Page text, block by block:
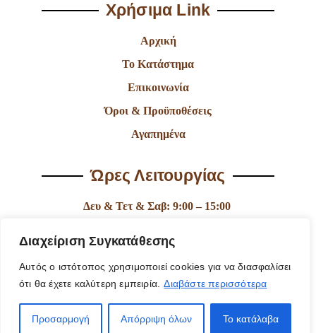
Διαχείριση Συγκατάθεσης
Αυτός ο ιστότοπος χρησιμοποιεί cookies για να διασφαλίσει
ότι θα έχετε καλύτερη εμπειρία. Διαβάστε περισσότερα
Προσαρμογή Απόρριψη όλων Το κατάλαβα
Χρήσιμα Link
Αρχική
Το Κατάστημα
Επικοινωνία
Όροι & Προϋποθέσεις
Αγαπημένα
Ώρες Λειτουργίας
Δευ & Τετ & Σαβ: 9:00 – 15:00
Κυρ: Κλειστά
© 2025 Fantasy Of Shiny | Κατασκευή Ιστοσελίδας